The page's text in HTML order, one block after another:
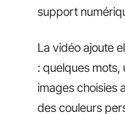
support
La vidéo ajoute
: quelques mots,
images choisies
des couleurs